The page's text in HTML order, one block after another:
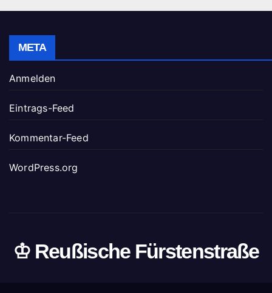
META
Anmelden
Eintrags-Feed
Kommentar-Feed
WordPress.org
♔ Reußische Fürstenstraße